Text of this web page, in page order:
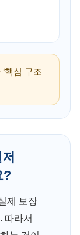
핵심 구조
?
제 보장
따라서